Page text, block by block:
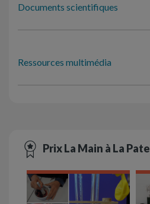
Documents scientifiques
Ressources multimédia
Prix La Main à La Pate